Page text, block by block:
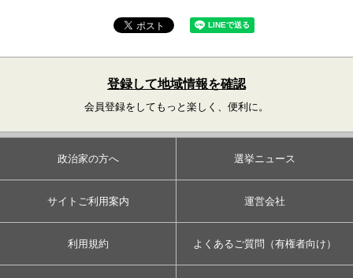
登録して地域情報を確認
会員登録をしてもっと楽しく、便利に。
政治家の方へ 選挙ニュース
サイトご利用案内 運営会社
利用規約 よくあるご質問（有権者向け）